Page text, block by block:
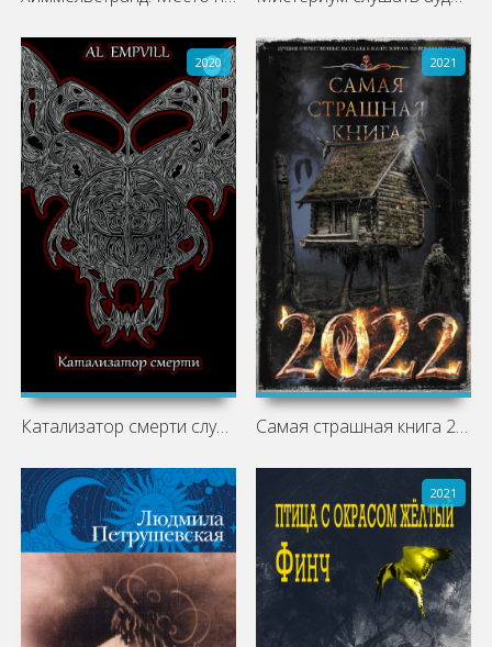
2020
Катализатор смерти слушать аудиокнигу
2021
Самая страшная книга 2022
2021